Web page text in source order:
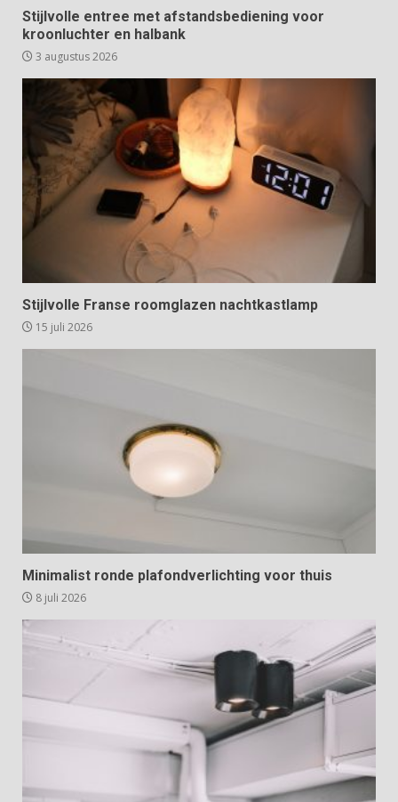
Stijlvolle entree met afstandsbediening voor
kroonluchter en halbank
3 augustus 2026
Stijlvolle Franse roomglazen nachtkastlamp
15 juli 2026
Minimalist ronde plafondverlichting voor thuis
8 juli 2026